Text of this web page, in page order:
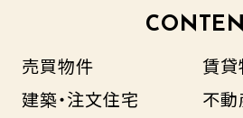
売買物件
賃
建築・注文住宅
不